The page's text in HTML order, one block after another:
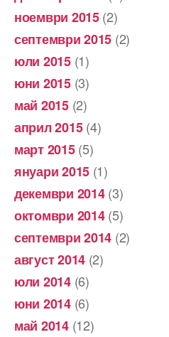
ноември 2015(2)
септември 2015 (2)
юли 2015(1)
юни 2015(3)
май 2015(2)
април 2015(4)
март 2015(5)
януари 2015 (1)
декември 2014(3)
октомври 2014(5)
септември 2014 (2)
август 2014 (2)
юли 2014(6)
юни 2014(6)
май 2014(12)